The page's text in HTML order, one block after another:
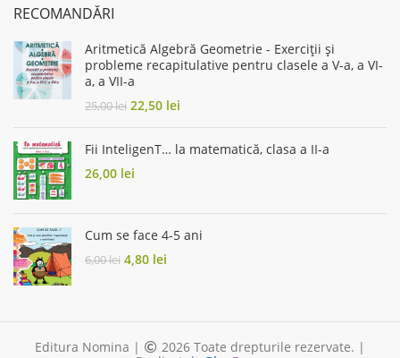
RECOMANDĂRI
Aritmetică Algebră Geometrie - Exerciții și
probleme recapitulative pentru clasele a V-a, a VI-
a, a VII-a
25,00lei Original
25,00 lei.
22,50 lei
22,50 lei.
Fii InteligenT… la matematică, clasa a II-a
26,00 lei
Cum se face 4-5 ani
6,00lei Original
4,80 lei
Editura Nomina |
2026 Toate drepturile rezervate. |